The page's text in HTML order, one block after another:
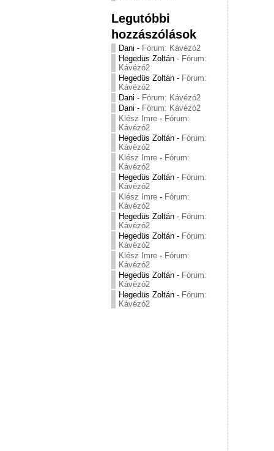
Legutóbbi
hozzászólások
Dani - Fórum: Kávézó2
Hegedüs Zoltán - Fórum:
Kávézó2
Hegedüs Zoltán - Fórum:
Kávézó2
Dani - Fórum: Kávézó2
Dani - Fórum: Kávézó2
Klész Imre - Fórum:
Kávézó2
Hegedüs Zoltán - Fórum:
Kávézó2
Klész Imre - Fórum:
Kávézó2
Hegedüs Zoltán - Fórum:
Kávézó2
Klész Imre - Fórum:
Kávézó2
Hegedüs Zoltán - Fórum:
Kávézó2
Hegedüs Zoltán - Fórum:
Kávézó2
Klész Imre - Fórum:
Kávézó2
Hegedüs Zoltán - Fórum:
Kávézó2
Hegedüs Zoltán - Fórum:
Kávézó2